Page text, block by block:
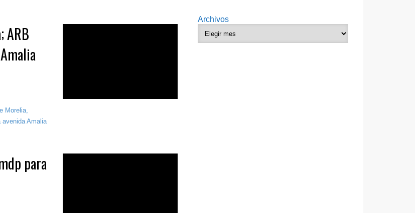
ARB
Morelia,
avenida Amalia
para
Archivos